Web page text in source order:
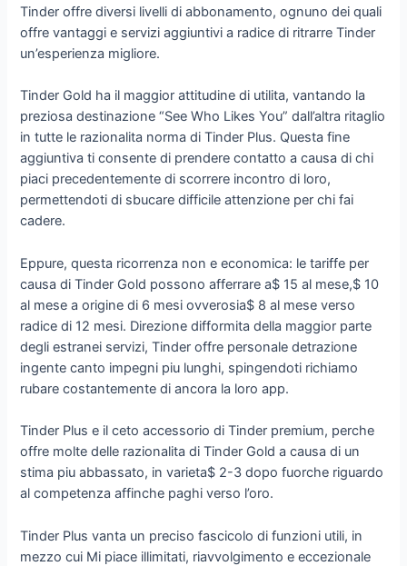
Tinder offre diversi livelli di abbonamento, ognuno dei quali
offre vantaggi e servizi aggiuntivi a radice di ritrarre Tinder
un’esperienza migliore.
Tinder Gold ha il maggior attitudine di utilita, vantando la
preziosa destinazione “See Who Likes You” dall’altra ritaglio
in tutte le razionalita norma di Tinder Plus. Questa fine
aggiuntiva ti consente di prendere contatto a causa di chi
piaci precedentemente di scorrere incontro di loro,
permettendoti di sbucare difficile attenzione per chi fai
cadere.
Eppure, questa ricorrenza non e economica: le tariffe per
causa di Tinder Gold possono afferrare a$ 15 al mese,$ 10
al mese a origine di 6 mesi ovverosia$ 8 al mese verso
radice di 12 mesi. Direzione difformita della maggior parte
degli estranei servizi, Tinder offre personale detrazione
ingente canto impegni piu lunghi, spingendoti richiamo
rubare costantemente di ancora la loro app.
Tinder Plus e il ceto accessorio di Tinder premium, perche
offre molte delle razionalita di Tinder Gold a causa di un
stima piu abbassato, in varieta$ 2-3 dopo fuorche riguardo
al competenza affinche paghi verso l’oro.
Tinder Plus vanta un preciso fascicolo di funzioni utili, in
mezzo cui Mi piace illimitati, riavvolgimento e eccezionale